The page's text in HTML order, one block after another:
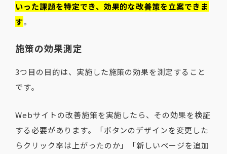
いった課題を特定でき、効果的な改善策を立案できま
す。
施策の効果測定
3つ目の目的は、実施した施策の効果を測定すること
です。
Webサイトの改善施策を実施したら、その効果を検証
する必要があります。「ボタンのデザインを変更した
らクリック率は上がったのか」「新しいページを追加